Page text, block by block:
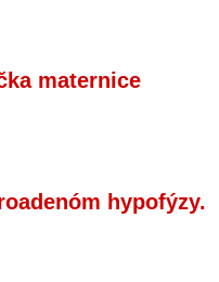
maternice
hypofýzy.